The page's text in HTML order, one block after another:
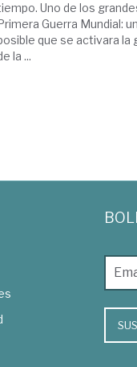
Uno de los
Guerra Mundial:
que se activara la
la ...